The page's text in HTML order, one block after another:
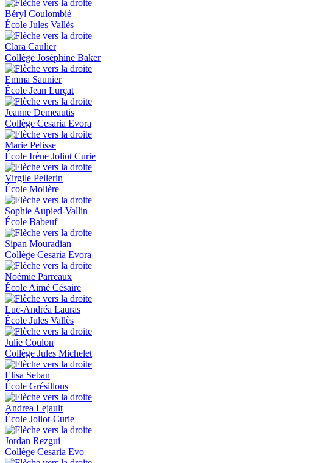
Béryl Coulombié
École Jules Vallès
Clara Caulier
Collège Joséphine Baker
Emma Saunier
École Jean Lurçat
Jeanne Demeautis
Collège Cesaria Evora
Marie Pelisse
École Irène Joliot Curie
Virgile Pellerin
École Molière
Sophie Aupied-Vallin
École Babeuf
Sipan Mouradian
Collège Cesaria Evora
Noémie Parreaux
École Aimé Césaire
Luc-Andréa Lauras
École Jules Vallès
Julie Coulon
Collège Jules Michelet
Elisa Seban
École Grésillons
Andrea Lejault
École Joliot-Curie
Jordan Rezgui
Collège Cesaria Evo